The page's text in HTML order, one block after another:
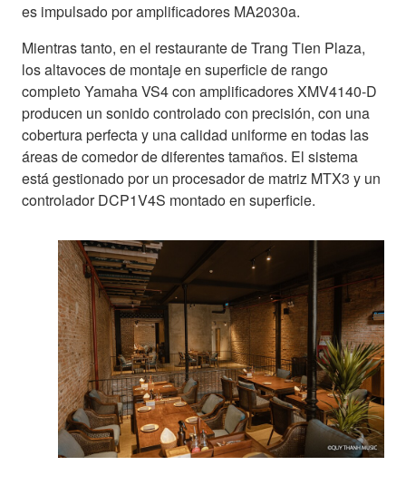
es impulsado por amplificadores MA2030a.
Mientras tanto, en el restaurante de Trang Tien Plaza,
los altavoces de montaje en superficie de rango
completo Yamaha VS4 con amplificadores XMV4140-D
producen un sonido controlado con precisión, con una
cobertura perfecta y una calidad uniforme en todas las
áreas de comedor de diferentes tamaños. El sistema
está gestionado por un procesador de matriz MTX3 y un
controlador DCP1V4S montado en superficie.